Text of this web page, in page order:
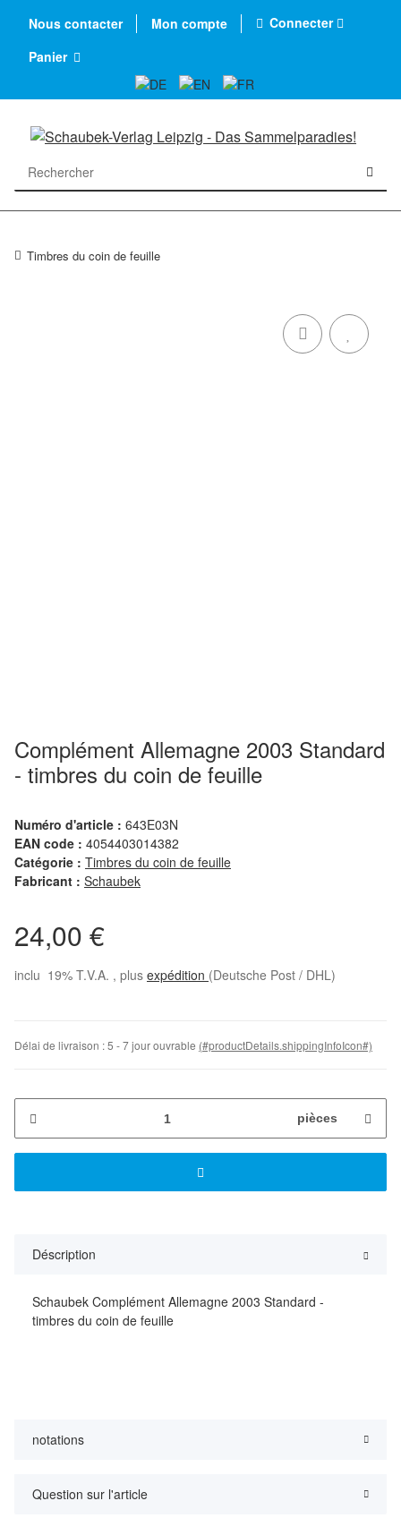
Nous contacter Mon compte
Connecter
Panier
Timbres du coin de feuille
Complément Allemagne 2003 Standard
- timbres du coin de feuille
Numéro d'article : 643E03N
EAN code : 4054403014382
Catégorie : Timbres du coin de feuille
Fabricant : Schaubek
24,00 €
inclu 19% T.V.A. , plus expédition (Deutsche Post / DHL)
Délai de livraison :5 - 7 jour ouvrable (#productDetails.shippingInfoIcon#)
pièces
Déscription
Schaubek Complément Allemagne 2003 Standard -
timbres du coin de feuille
notations
Question sur l'article